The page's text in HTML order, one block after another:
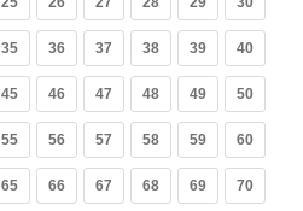
35 36 37 38 39 40
45 46 47 48 49 50
55 56 57 58 59 60
65 66 67 68 69 70